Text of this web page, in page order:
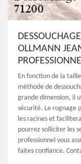
OLLMANN
En fonction de la
méthode de
grande dimension, il
sécurité. Le rognage
les racines et
pourrez solliciter les
professionnel vous
faites confiance.